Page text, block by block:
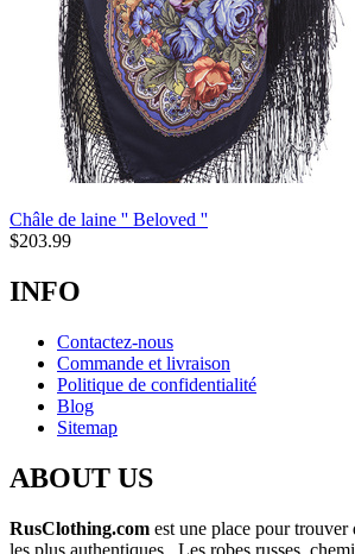
Châle de laine '' Beloved ''
$203.99
INFO
Contactez-nous
Commande et livraison
Politique de confidentialité
Blog
Sitemap
ABOUT US
RusClothing.com est une place pour trouver
les plus authentiques . Les robes russes,